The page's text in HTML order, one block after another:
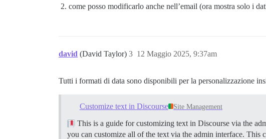
come posso modificarlo anche nell’email (ora mostra solo i
david (David Taylor) 12 Maggio 2025, 9:37am
3
Tutti i formati di data sono disponibili per la personalizzazione
Customize text in Discourse Site Management
This is a guide for customizing text in Discourse via the
you can customize all of the text via the admin interface.